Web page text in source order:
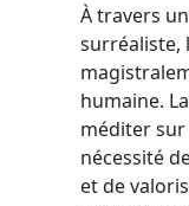
À travers
surréaliste,
humaine.
méditer
nécessité
et de